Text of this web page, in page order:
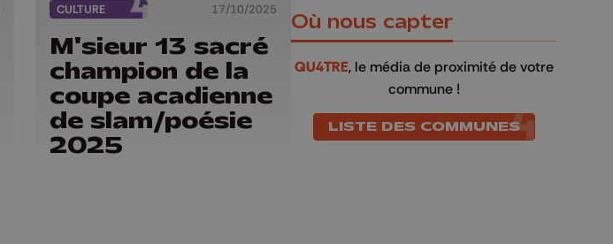
CULTURE 17/10/2025
M'sieur 13 sacré
champion de la
coupe acadienne
de slam/poésie
2025
Où nous capter
QU4TRE, le média de proximité de votre
commune !
LISTE DES COMMUNES